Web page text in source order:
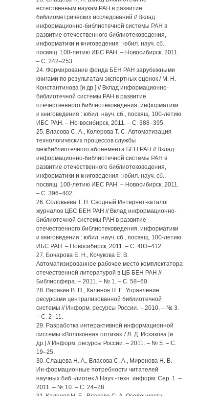
естественным наукам РАН в развитие
библиометрических исследований // Вклад
информационно-библиотечной системы РАН в
развитие отечественного библиотековедения,
информатики и книговедения : юбил. науч. сб.,
посвящ. 100-летию ИБС РАН. – Новосибирск, 2011.
– С. 242–253.
24. Формирование фонда БЕН РАН зарубежными
книгами по результатам экспертных оценок / М. Н.
Константинова [и др.] // Вклад информационно-
библиотечной системы РАН в развитие
отечественного библиотековедения, информатики
и книговедения : юбил. науч. сб., посвящ. 100-летию
ИБС РАН. – Но-восибирск, 2011. – С. 388–395.
25. Власова С. А., Колерова Т. С. Автоматизация
технологических процессов службы
межбиблиотечного абонемента БЕН РАН // Вклад
информационно-библиотечной системы РАН в
развитие отечественного библиотековедения,
информатики и книговедения : юбил. науч. сб.,
посвящ. 100-летию ИБС РАН. – Новосибирск, 2011.
– С. 396–402.
26. Соловьева Т. Н. Сводный Интернет-каталог
журналов ЦБС БЕН РАН // Вклад информационно-
библиотечной системы РАН в развитие
отечественного библиотековедения, информатики
и книговедения : юбил. науч. сб., посвящ. 100-летию
ИБС РАН. – Новосибирск, 2011. – С. 403–412.
27. Бочарова Е. Н., Кочукова Е. В.
Автоматизированное рабочее место комплектатора
отечественной литературой в ЦБ БЕН РАН //
Библиосфера. – 2011. – № 1. – С. 58–60.
28. Варакин В. П., Каленов Н. Е. Управление
ресурсами централизованной библиотечной
системы // Информ. ресурсы России. – 2010. – № 3.
– С. 2–11.
29. Разработка интерактивной информационной
системы «Волоконная оптика» / Л. Д. Исхакова [и
др.] // Информ. ресурсы России. – 2011. – № 5. – С.
19–25.
30. Слащева Н. А., Власова С. А., Миронова Н. В.
Ин-формационные потребности читателей
научных биб¬лиотек // Науч.-техн. информ. Сер. 1. –
2011. – № 10. – С. 24–28.